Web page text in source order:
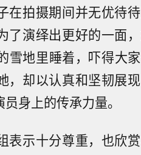
在拍摄期间并无优待
了演绎出更好的一面
雪地里睡着，吓得
，却以认真和坚韧展
身上的传承力量。
表示十分尊重，也欣